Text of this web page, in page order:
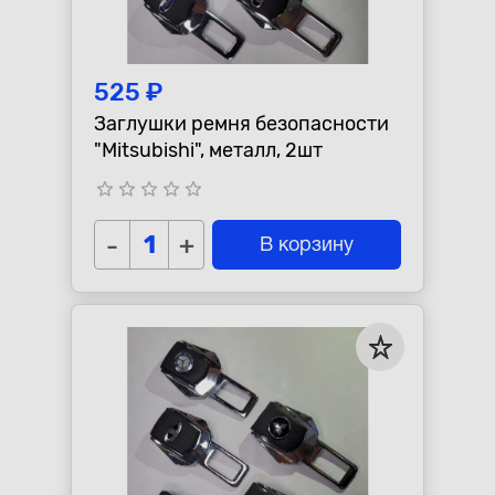
525 ₽
Заглушки ремня безопасности
"Mitsubishi", металл, 2шт
star_border star_border star_border star_border star_border
- + В корзину